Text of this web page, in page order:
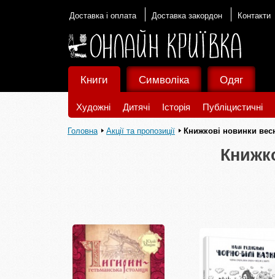
Доставка і оплата Доставка закордон Контакти
Книги
Художні Дитячі Історія Публіцистичні
Символіка Одяг
Головна Акції та пропозиції Книжкові новинки